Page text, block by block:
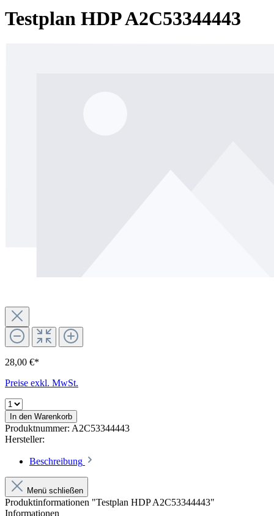
Testplan HDP A2C53344443
28,00 €*
Preise exkl. MwSt.
In den Warenkorb
Produktnummer: A2C53344443
Hersteller:
Beschreibung
Menü schließen
Produktinformationen "Testplan HDP A2C53344443"
Informationen